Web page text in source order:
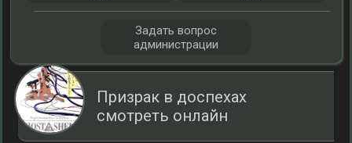
Призрак в доспехах
смотреть онлайн
Задать вопрос
администрации